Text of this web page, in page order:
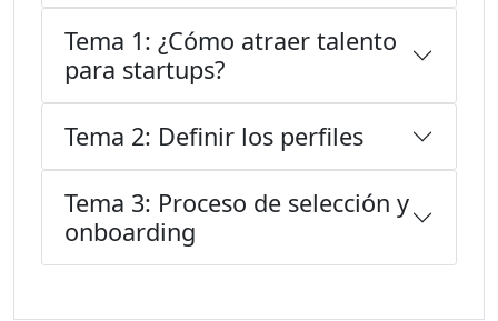
Tema 1: ¿Cómo atraer talento
para startups?
Tema 2: Definir los perfiles
Tema 3: Proceso de selección y
onboarding